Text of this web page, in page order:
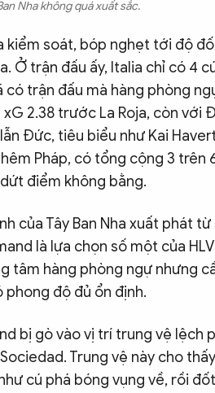
Nha không quá xuất sắc.
kiểm soát, bóp nghẹt tới độ
Ở trận đấu ấy, Italia chỉ có 4
trận đấu mà hàng phòng
2.38 trước La Roja, còn với
Đức, tiêu biểu như Kai
Pháp, có tổng cộng 3 trên
điểm không bằng.
của Tây Ban Nha xuất phát
là lựa chọn số một của
tâm hàng phòng ngự nhưng
độ đủ ổn định.
bị gò vào vị trí trung vệ lệch
Trung vệ này cho
cú phá bóng vụng về, rồi